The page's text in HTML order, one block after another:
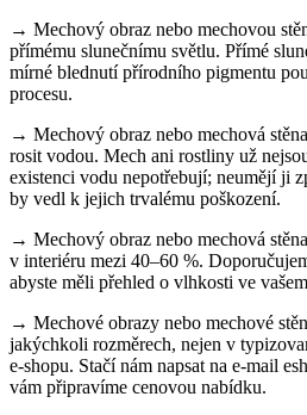
→ Mechový obraz nebo mechovou
přímému slunečnímu světlu. Přímé
mírné blednutí přírodního pigmentu
procesu.
→ Mechový obraz nebo mechová
rosit vodou. Mech ani rostliny už
existenci vodu nepotřebují; neumějí ji
by vedl k jejich trvalému poškození.
→ Mechový obraz nebo mechová
v interiéru mezi 40–60 %.
abyste měli přehled o vlhkosti ve
→ Mechové obrazy nebo mechové
jakýchkoli rozměrech, nejen v
e-shopu. Stačí nám napsat na e-mail
vám připravíme cenovou nabídku.